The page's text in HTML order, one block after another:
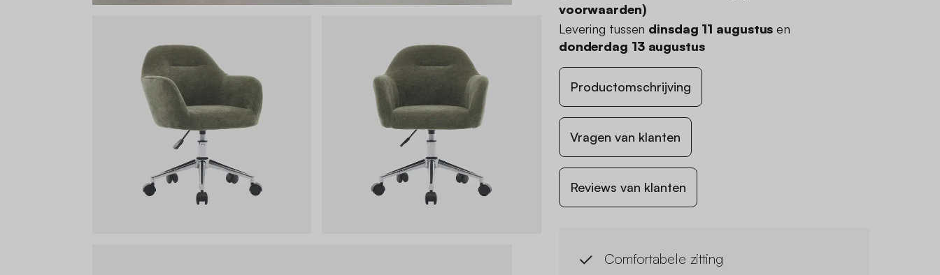
voorwaarden)
Levering tussen dinsdag 11 augustus en
donderdag 13 augustus
Productomschrijving
Vragen van klanten
Reviews van klanten
Comfortabele zitting